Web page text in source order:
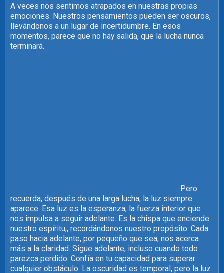
A veces nos sentimos atrapados en nuestras propias
emociones. Nuestros pensamientos pueden ser oscuros,
llevándonos a un lugar de incertidumbre. En esos
momentos, parece que no hay salida, que la lucha nunca
terminará.
Pero
recuerda, después de una larga lucha, la luz siempre
aparece. Esa luz es la esperanza, la fuerza interior que
nos impulsa a seguir adelante. Es la chispa que enciende
nuestro espíritu,, recordándonos nuestro propósito. Cada
paso hacia adelante, por pequeño que sea, nos acerca
más a la claridad. Sigue adelante, incluso cuando todo
parezca perdido. Confía en tu capacidad para superar
cualquier obstáculo. La oscuridad es temporal, pero la luz